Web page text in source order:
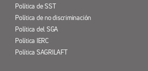
Política de SST
Política de no discriminación
Política del SGA
Política IERC
Política SAGRILAFT